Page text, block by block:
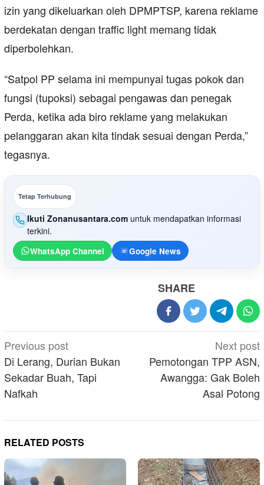
izin yang dikeluarkan oleh DPMPTSP, karena reklame
berdekatan dengan traffic light memang tidak
diperbolehkan.
“Satpol PP selama ini mempunyai tugas pokok dan
fungsi (tupoksi) sebagai pengawas dan penegak
Perda, ketika ada biro reklame yang melakukan
pelanggaran akan kita tindak sesuai dengan Perda,”
tegasnya.
Tetap Terhubung
Ikuti Zonanusantara.com untuk mendapatkan informasi
terkini.
WhatsApp Channel Google News
SHARE
Post
navigation
Previous post
Di Lerang, Durian Bukan
Sekadar Buah, Tapi
Nafkah
Next post
Pemotongan TPP ASN,
Awangga: Gak Boleh
Asal Potong
RELATED POSTS